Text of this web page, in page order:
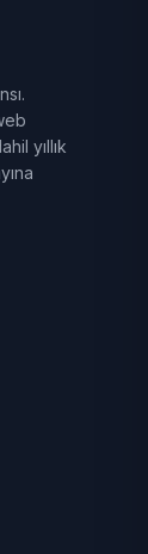
yıllık